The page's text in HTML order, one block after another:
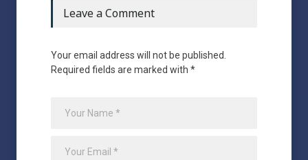
Leave a Comment
Your email address will not be published.
Required fields are marked with *